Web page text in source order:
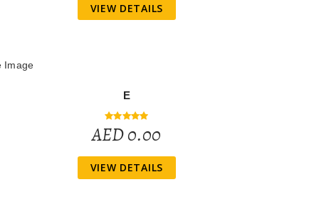
VIEW DETAILS
E
AED 0.00
VIEW DETAILS